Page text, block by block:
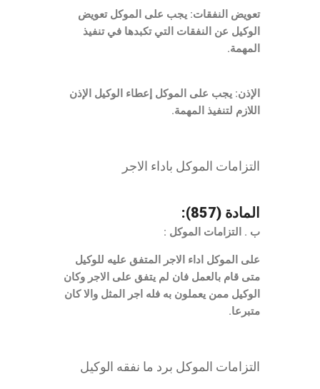
تعويض النفقات: يجب على الموكل تعويض
الوكيل عن النفقات التي تكبدها في تنفيذ
المهمة.
الإذن: يجب على الموكل إعطاء الوكيل الإذن
اللازم لتنفيذ المهمة.
التزامات الموكل باداء الاجر
المادة (857):
ب . التزامات الموكل :
على الموكل اداء الاجر المتفق عليه للوكيل
متى قام بالعمل فان لم يتفق على الاجر وكان
الوكيل ممن يعملون به فله اجر المثل والا كان
متبرعا.
التزامات الموكل برد ما نفقه الوكيل